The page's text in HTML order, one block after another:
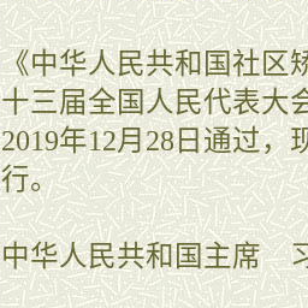
《中华人民共和国社区
十三届全国人民代表大
2019年12月28日通过，
行。
中华人民共和国主席